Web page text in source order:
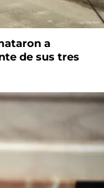
a
de sus tres